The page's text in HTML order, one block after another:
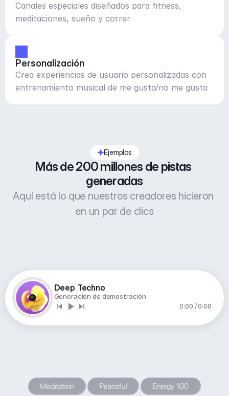
Canales especiales diseñados para fitness,
meditaciones, sueño y correr
Personalización
Crea experiencias de usuario personalizadas con
entrenamiento musical de me gusta/no me gusta
Ejemplos
Más de 200 millones de pistas
generadas
Aquí está lo que nuestros creadores hicieron
en un par de clics
Deep Techno
Generación de demostración
0:00 / 0:00